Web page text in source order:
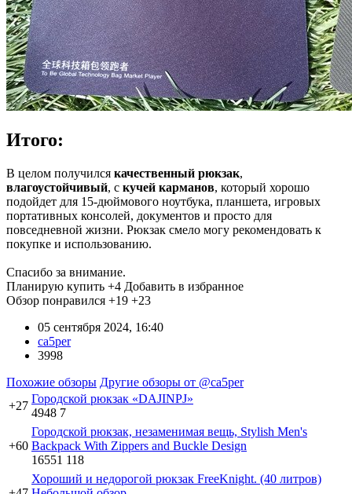
Итого:
В целом получился качественный рюкзак,
влагоустойчивый, с кучей карманов, который хорошо
подойдет для 15-дюймового ноутбука, планшета, игровых
портативных консолей, документов и просто для
повседневной жизни. Рюкзак смело могу рекомендовать к
покупке и использованию.
Спасибо за внимание.
Планирую купить +4 Добавить в избранное
Обзор понравился +19 +23
05 сентября 2024, 16:40
ca5per
3998
Похожие обзоры Другие обзоры от @ca5per
+27
Городской рюкзак «DAJINPJ»
4948 7
+60
Городской рюкзак, незаменимая вещь, Stylish Men's
Backpack With Zippers and Buckle Design
16551 118
Хороший и недорогой рюкзак FreeKnight. (40 литров)